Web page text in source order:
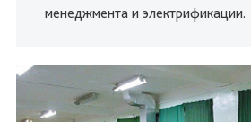
менеджмента и электрификации.